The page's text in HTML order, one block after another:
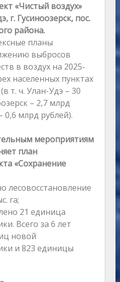
«Чистый воздух»
г. Гусиноозерск, пос.
района.
планы
выбросов
в воздух на 2025-
населенных пунктах
т. ч. Улан-Удэ – 30
– 2,7 млрд
0,6 млрд рублей).
мероприятиям
план
«Сохранение
лесовосстановление
га;
21 единица
Всего за 6 лет
новой
и 823 единицы